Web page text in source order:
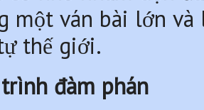
một ván bài lớn và
thế giới.
đàm phán